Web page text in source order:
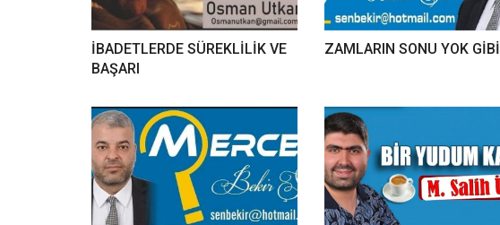
İBADETLERDE SÜREKLİLİK VE
BAŞARI
ZAMLARIN SONU YOK GİBİ